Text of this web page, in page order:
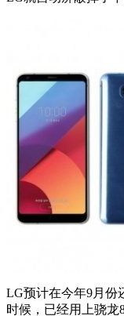
LG预计在今年9月份
时候，已经用上骁龙